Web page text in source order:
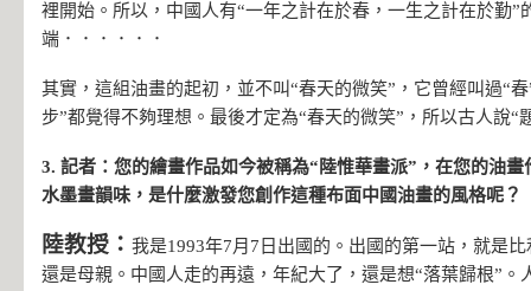
裡開始。所以，中國人有“一年之計在於春，一生之計在於勤”
端．．．．．．
其實，這組油畫的起初，並不叫“春天的微笑”，它曾經叫過“春
步”都覺得不夠理想。最後才定為“春天的微笑”，所以古人說“
3. 記者：您的繪畫作品如今被稱為“陸惟華畫派”，在您的油
水墨畫韻味，是什麼激發您創作這種布面中國油畫的風格呢？
陸教授： 我是1993年7月7日出國的。出國的第一站，就是
還是母親。中國人走的再遠，年紀大了，還是想“落葉歸根”。